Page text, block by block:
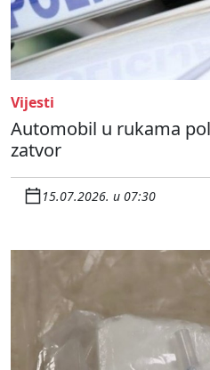
Vijesti
Automobil u rukama
zatvor
15.07.2026. u 07:30